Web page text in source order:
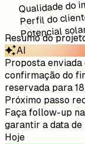
Qualidade do
Perfil do
Potencial
Resumo do
AI
Proposta enviada
confirmação do
reservada para
Próximo passo
Faça follow-up
garantir a data de
Hoje